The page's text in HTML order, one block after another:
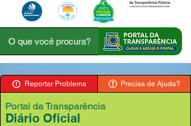
Reportar Problema Precisa de Ajuda?
Portal da Transparência
Diário Oficial